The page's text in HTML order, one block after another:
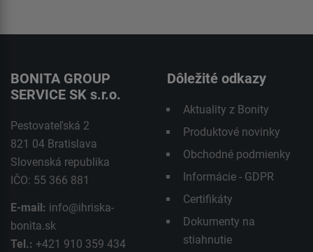
BONITA GROUP
SERVICE SK s.r.o.
Pestovateľská 2
821 04 Bratislava
Slovenská republika
IČO: 55 366 881
E-mail: info@ihriska-
bonita.sk
Tel.: +421 910 359 434
Dôležité odkazy
Aktuality z Bonity
Produktové novinky
Obchodné podmienky
Informácie - GDPR
Certifikáty
Dokumenty na
stiahnutie